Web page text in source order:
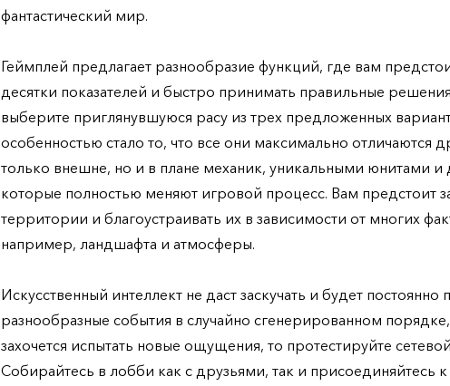
фантастический мир.
Геймплей предлагает разнообразие функций, где вам
десятки показателей и быстро принимать правильные
выберите приглянувшуюся расу из трех предложенных
особенностью стало то, что все они максимально отличаются
только внешне, но и в плане механик, уникальными юнитами
которые полностью меняют игровой процесс. Вам предстоит
территории и благоустраивать их в зависимости от многих
например, ландшафта и атмосферы.
Искусственный интеллект не даст заскучать и будет
разнообразные события в случайно сгенерированном
захочется испытать новые ощущения, то протестируйте
Собирайтесь в лобби как с друзьями, так и присоединяйтесь